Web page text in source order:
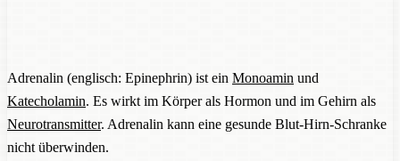
Adrenalin (englisch: Epinephrin) ist ein Monoamin und
Katecholamin. Es wirkt im Körper als Hormon und im Gehirn als
Neurotransmitter. Adrenalin kann eine gesunde Blut-Hirn-Schranke
nicht überwinden.